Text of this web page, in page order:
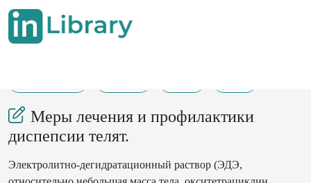
Меры лечения и профилактики
диспепсии телят.
Электролитно-дегидратационный раствор (ЭДЭ,